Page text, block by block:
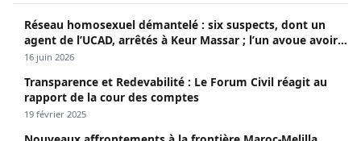
Réseau homosexuel démantelé : six suspects, dont un
agent de l’UCAD, arrêtés à Keur Massar ; l’un avoue avoir
propagé le VIH depuis 2018
16 juin 2026
Transparence et Redevabilité : Le Forum Civil réagit au
rapport de la cour des comptes
19 février 2025